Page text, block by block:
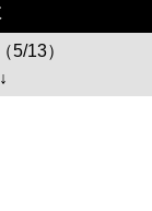
5/13）